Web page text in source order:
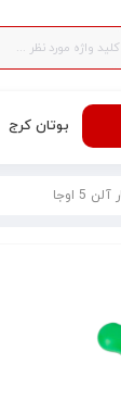
بوتان کرج
5 اوجا